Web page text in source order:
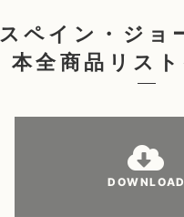
スペイン・ジョ
本全商品リス
DOWNLOAD